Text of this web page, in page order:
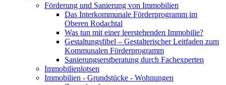
Förderung und Sanierung von Immobilien
Das Interkommunale Förderprogramm im
Oberen Rodachtal
Was tun mit einer leerstehenden Immobilie?
Gestaltungsfibel – Gestalterischer Leitfaden zum
Kommunalen Förderprogramm
Sanierungserstberatung durch Fachexperten
Immobilienlotsen
Immobilien - Grundstücke - Wohnungen